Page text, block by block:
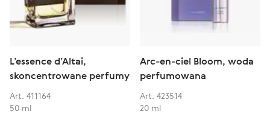
L’essence d’Altai,
skoncentrowane perfumy
Art. 411164
50 ml
Arc-en-ciel Bloom, woda
perfumowana
Art. 423514
20 ml